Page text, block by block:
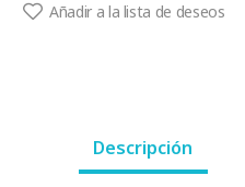
Añadir a la lista de deseos
Descripción